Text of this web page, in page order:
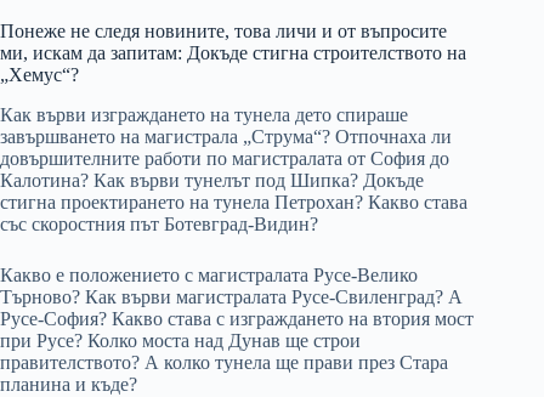
Понеже не следя новините, това личи и от въпросите
ми, искам да запитам: Докъде стигна строителството на
„Хемус“?
Как върви изграждането на тунела дето спираше
завършването на магистрала „Струма“? Отпочнаха ли
довършителните работи по магистралата от София до
Калотина? Как върви тунелът под Шипка? Докъде
стигна проектирането на тунела Петрохан? Какво става
със скоростния път Ботевград-Видин?
Какво е положението с магистралата Русе-Велико
Търново? Как върви магистралата Русе-Свиленград? А
Русе-София? Какво става с изграждането на втория мост
при Русе? Колко моста над Дунав ще строи
правителството? А колко тунела ще прави през Стара
планина и къде?